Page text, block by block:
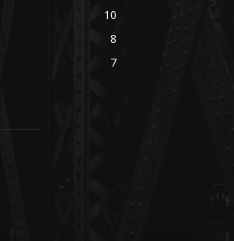
10
8
7